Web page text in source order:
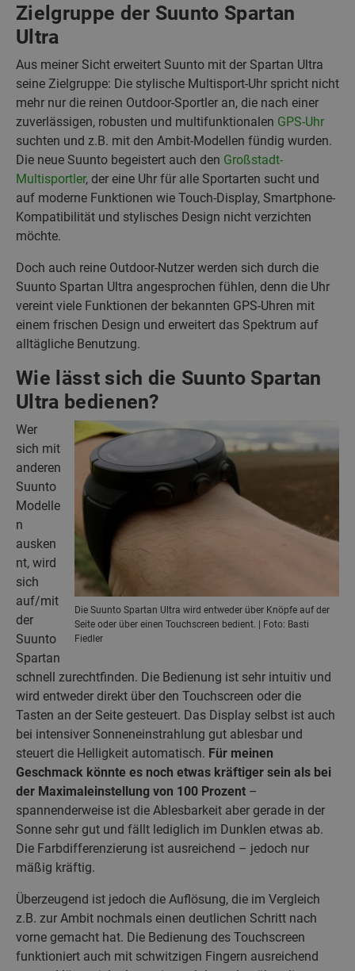
Zielgruppe der Suunto Spartan
Ultra
Aus meiner Sicht erweitert Suunto mit der Spartan Ultra
seine Zielgruppe: Die stylische Multisport-Uhr spricht nicht
mehr nur die reinen Outdoor-Sportler an, die nach einer
zuverlässigen, robusten und multifunktionalen GPS-Uhr
suchten und z.B. mit den Ambit-Modellen fündig wurden.
Die neue Suunto begeistert auch den Großstadt-
Multisportler, der eine Uhr für alle Sportarten sucht und
auf moderne Funktionen wie Touch-Display, Smartphone-
Kompatibilität und stylisches Design nicht verzichten
möchte.
Doch auch reine Outdoor-Nutzer werden sich durch die
Suunto Spartan Ultra angesprochen fühlen, denn die Uhr
vereint viele Funktionen der bekannten GPS-Uhren mit
einem frischen Design und erweitert das Spektrum auf
alltägliche Benutzung.
Wie lässt sich die Suunto Spartan
Ultra bedienen?
Die Suunto Spartan Ultra wird entweder über Knöpfe auf der
Seite oder über einen Touchscreen bedient. | Foto: Basti
Fiedler
Wer
sich mit
anderen
Suunto
Modelle
n
ausken
nt, wird
sich
auf/mit
der
Suunto
Spartan
schnell zurechtfinden. Die Bedienung ist sehr intuitiv und
wird entweder direkt über den Touchscreen oder die
Tasten an der Seite gesteuert. Das Display selbst ist auch
bei intensiver Sonneneinstrahlung gut ablesbar und
steuert die Helligkeit automatisch. Für meinen
Geschmack könnte es noch etwas kräftiger sein als bei
der Maximaleinstellung von 100 Prozent –
spannenderweise ist die Ablesbarkeit aber gerade in der
Sonne sehr gut und fällt lediglich im Dunklen etwas ab.
Die Farbdifferenzierung ist ausreichend – jedoch nur
mäßig kräftig.
Überzeugend ist jedoch die Auflösung, die im Vergleich
z.B. zur Ambit nochmals einen deutlichen Schritt nach
vorne gemacht hat. Die Bedienung des Touchscreen
funktioniert auch mit schwitzigen Fingern ausreichend